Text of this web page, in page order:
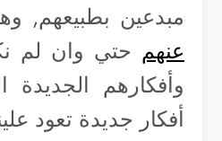
مبدعين بطبيعهم,
عنهم حتي وان لم
وأفكارهم الجديدة
أفكار جديدة تعود